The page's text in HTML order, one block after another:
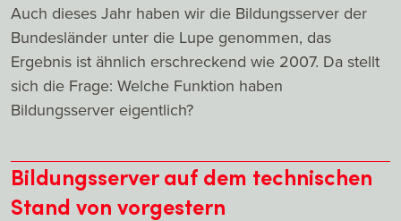
Auch dieses Jahr haben wir die Bildungsserver der
Bundesländer unter die Lupe genommen, das
Ergebnis ist ähnlich erschreckend wie 2007. Da stellt
sich die Frage: Welche Funktion haben
Bildungsserver eigentlich?
Bildungsserver auf dem technischen
Stand von vorgestern